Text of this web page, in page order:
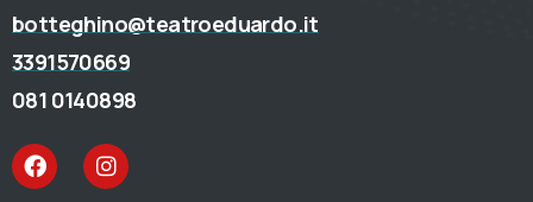
botteghino@teatroeduardo.it
3391570669
081 0140898